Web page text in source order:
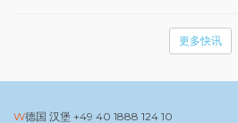
更多快讯
德国 汉堡 +49 40 1888 124 10